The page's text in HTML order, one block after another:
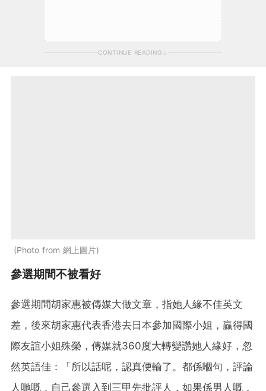
CONTINUE READING
Photo from 網上圖片
參選期間不被看好
參選期間胡家惠被傳媒大做文章，指她人緣不佳英文
差，後來胡家惠代表香港去日本參加國際小姐，贏得國
際友誼小姐殊榮，傳媒就360度大轉變讚她人緣好，忽
然英語佳：「所以話呢，認真便輸了。都係嗰句，評論
人哋嘅，自己參選入到三甲先批評人，如果係男人嘅，